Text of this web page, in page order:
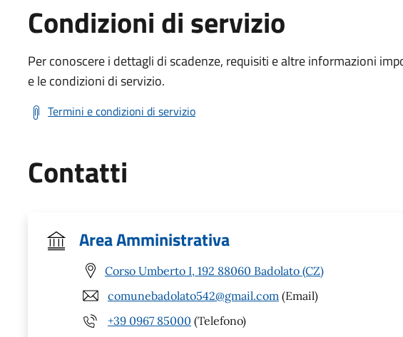
Condizioni di servizio
Per conoscere i dettagli di scadenze, requisiti e altre informazioni
e le condizioni di servizio.
Termini e condizioni di servizio
Contatti
Area Amministrativa
Corso Umberto I, 192 88060 Badolato (CZ)
comunebadolato542@gmail.com (Email)
+39 0967 85000 (Telefono)